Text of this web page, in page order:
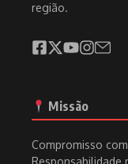
região.
Missão
Compromisso